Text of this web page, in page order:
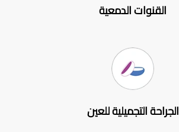
القنوات الدمعية
الجراحة التجميلية للعين